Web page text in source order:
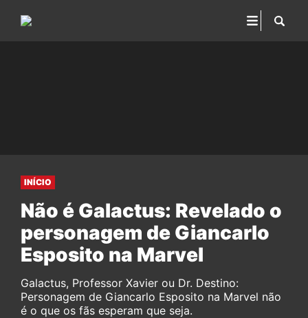
INÍCIO
Não é Galactus: Revelado o
personagem de Giancarlo
Esposito na Marvel
Galactus, Professor Xavier ou Dr. Destino:
Personagem de Giancarlo Esposito na Marvel não
é o que os fãs esperam que seja.